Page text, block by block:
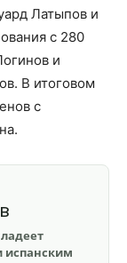
Латыпов и
с 280
и
В итоговом
с
испанским